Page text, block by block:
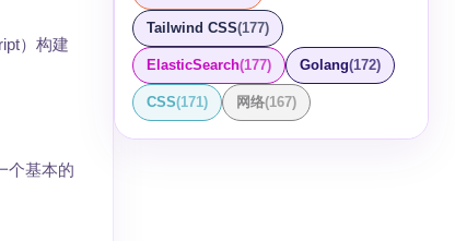
）构建
个基本的
Tailwind CSS(177)
ElasticSearch(177) Golang(172)
CSS(171) 网络(167)